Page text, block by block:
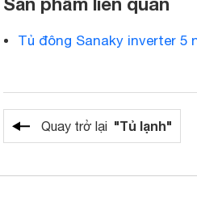
Tủ đông Sanaky inverter 5
Quay trở lại "Tủ lạnh"